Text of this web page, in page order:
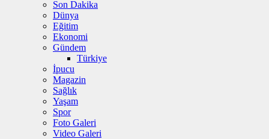
Son Dakika
Dünya
Eğitim
Ekonomi
Gündem
Türkiye
İpucu
Magazin
Sağlık
Yaşam
Spor
Foto Galeri
Video Galeri